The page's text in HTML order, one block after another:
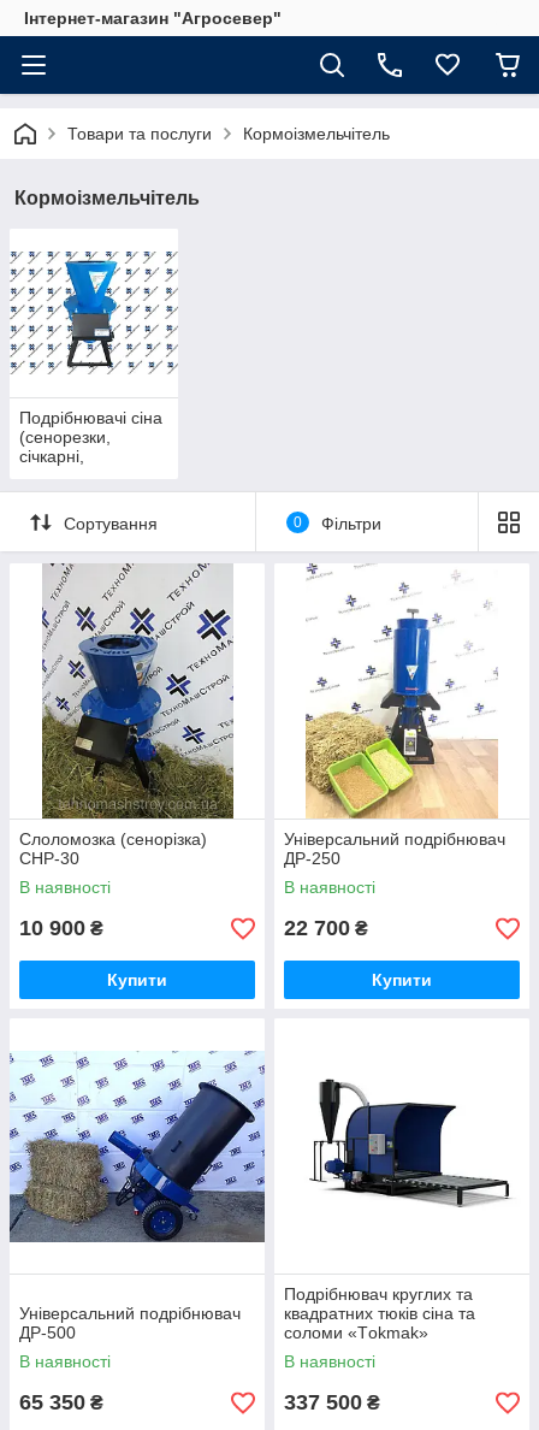
Інтернет-магазин "Агросевер"
Товари та послуги Кормоізмельчітель
Кормоізмельчітель
Подрібнювачі сіна
(сенорезки,
січкарні,
Сортування 0 Фільтри
Слоломозка (сенорізка)
СНР-30
В наявності
10 900 ₴
Купити
Універсальний подрібнювач
ДР-250
В наявності
22 700 ₴
Купити
Універсальний подрібнювач
ДР-500
В наявності
65 350 ₴
Подрібнювач круглих та
квадратних тюків сіна та
соломи «Тokmak»
В наявності
337 500 ₴